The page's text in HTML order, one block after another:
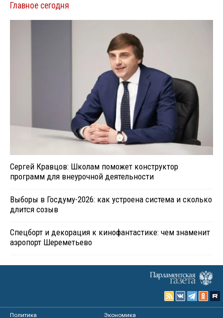
Главное сегодня
Сергей Кравцов: Школам поможет конструктор
программ для внеурочной деятельности
Выборы в Госдуму-2026: как устроена система и сколько
длится созыв
Спецборт и декорация к кинофантастике: чем знаменит
аэропорт Шереметьево
Политика
Экономика